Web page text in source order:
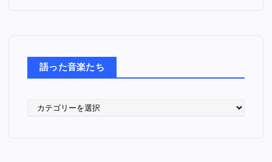
語った音楽たち